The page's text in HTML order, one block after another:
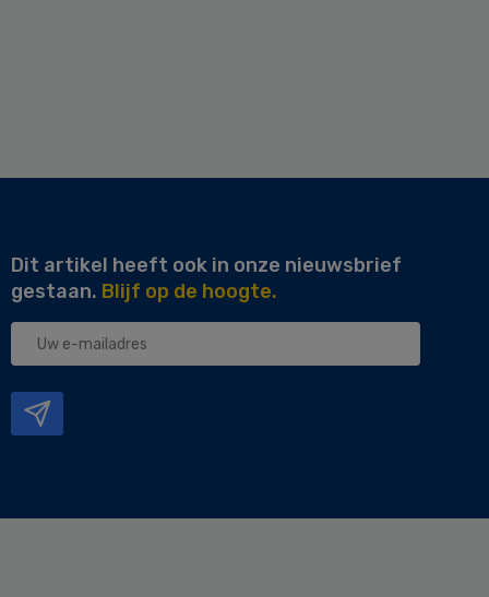
Dit artikel heeft ook in onze nieuwsbrief
gestaan. Blijf op de hoogte.
Uw